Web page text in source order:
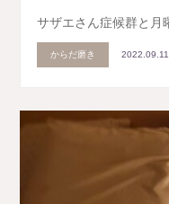
サザエさん症候群と月
からだ磨き 2022.09.11